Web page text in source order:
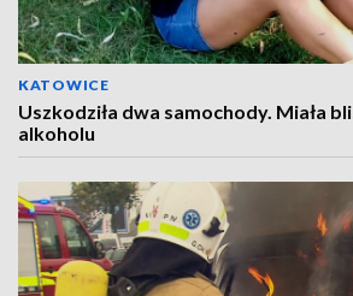
KATOWICE
Uszkodziła dwa samochody. Miała
alkoholu